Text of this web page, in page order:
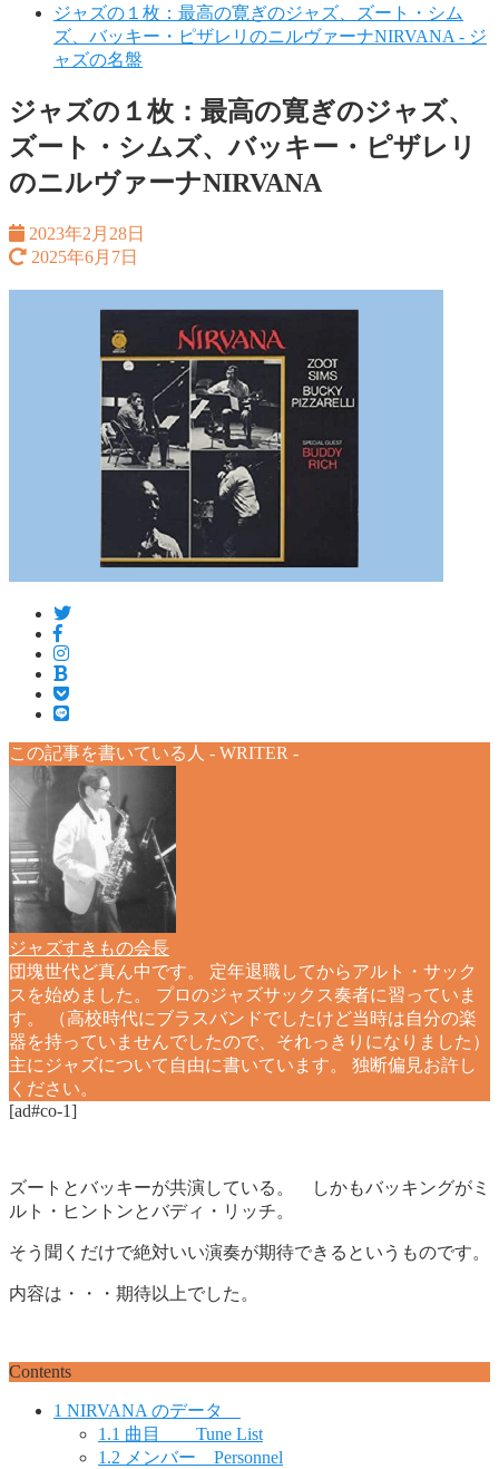
ジャズの１枚：最高の寛ぎのジャズ、ズート・シム
ズ、バッキー・ピザレリのニルヴァーナNIRVANA - ジ
ャズの名盤
ジャズの１枚：最高の寛ぎのジャズ、
ズート・シムズ、バッキー・ピザレリ
のニルヴァーナNIRVANA
2023年2月28日
2025年6月7日
この記事を書いている人 - WRITER -
ジャズすきもの会長
団塊世代ど真ん中です。 定年退職してからアルト・サック
スを始めました。 プロのジャズサックス奏者に習っていま
す。 （高校時代にブラスバンドでしたけど当時は自分の楽
器を持っていませんでしたので、それっきりになりました）
主にジャズについて自由に書いています。 独断偏見お許し
ください。
[ad#co-1]
ズートとバッキーが共演している。 しかもバッキングがミ
ルト・ヒントンとバディ・リッチ。
そう聞くだけで絶対いい演奏が期待できるというものです。
内容は・・・期待以上でした。
Contents
1 NIRVANA のデータ
1.1 曲目 Tune List
1.2 メンバー Personnel